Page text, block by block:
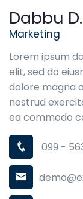
Dabbu
Marketing
Lorem ipsum
elit, sed do
dolore magna
nostrud
ea commodo
099 -